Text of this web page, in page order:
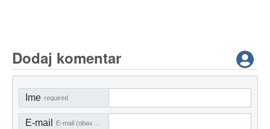
Dodaj komentar
Ime required
E-mail